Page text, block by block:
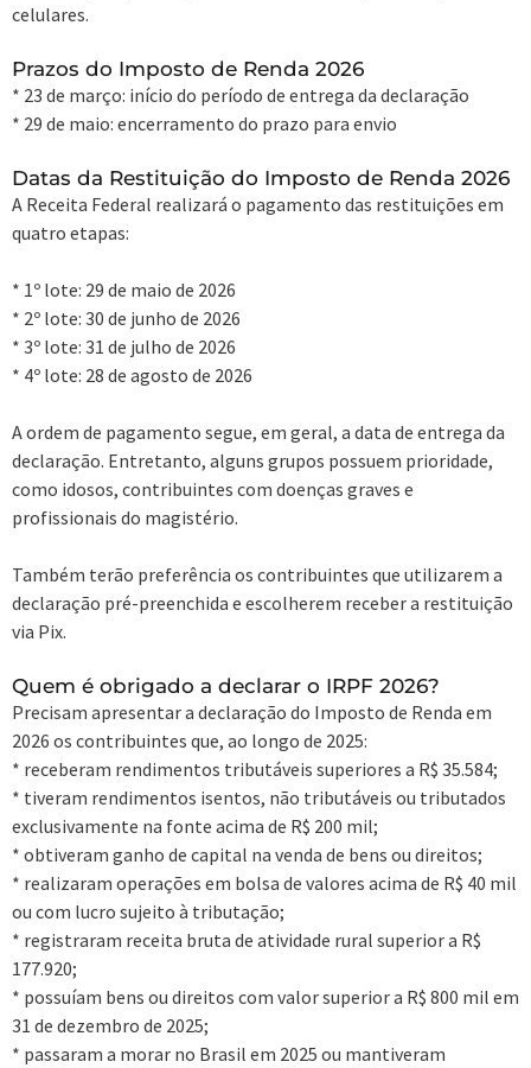
celulares.
Prazos do Imposto de Renda 2026
* 23 de março: início do período de entrega da declaração
* 29 de maio: encerramento do prazo para envio
Datas da Restituição do Imposto de Renda 2026
A Receita Federal realizará o pagamento das restituições em
quatro etapas:
* 1º lote: 29 de maio de 2026
* 2º lote: 30 de junho de 2026
* 3º lote: 31 de julho de 2026
* 4º lote: 28 de agosto de 2026
A ordem de pagamento segue, em geral, a data de entrega da
declaração. Entretanto, alguns grupos possuem prioridade,
como idosos, contribuintes com doenças graves e
profissionais do magistério.
Também terão preferência os contribuintes que utilizarem a
declaração pré-preenchida e escolherem receber a restituição
via Pix.
Quem é obrigado a declarar o IRPF 2026?
Precisam apresentar a declaração do Imposto de Renda em
2026 os contribuintes que, ao longo de 2025:
* receberam rendimentos tributáveis superiores a R$ 35.584;
* tiveram rendimentos isentos, não tributáveis ou tributados
exclusivamente na fonte acima de R$ 200 mil;
* obtiveram ganho de capital na venda de bens ou direitos;
* realizaram operações em bolsa de valores acima de R$ 40 mil
ou com lucro sujeito à tributação;
* registraram receita bruta de atividade rural superior a R$
177.920;
* possuíam bens ou direitos com valor superior a R$ 800 mil em
31 de dezembro de 2025;
* passaram a morar no Brasil em 2025 ou mantiveram